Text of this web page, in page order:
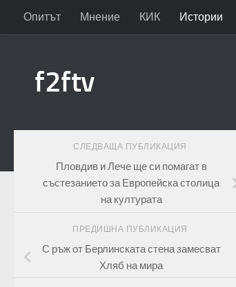
Към съдържанието
Опитът Мнение КИК Истории
f2ftv
СЛЕДВАЩА ПУБЛИКАЦИЯ
Пловдив и Лече ще си помагат в
състезанието за Европейска столица
на културата
ПРЕДИШНА ПУБЛИКАЦИЯ
С ръж от Берлинската стена замесват
Хляб на мира